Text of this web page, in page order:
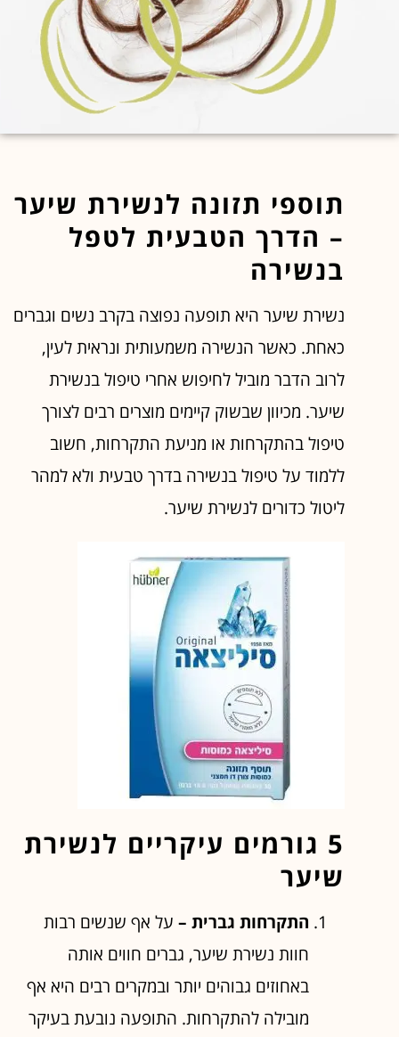
תוספי תזונה לנשירת שיער
– הדרך הטבעית לטפל
בנשירה
נשירת שיער היא תופעה נפוצה בקרב נשים וגברים
כאחת. כאשר הנשירה משמעותית ונראית לעין,
לרוב הדבר מוביל לחיפוש אחרי טיפול בנשירת
שיער. מכיוון שבשוק קיימים מוצרים רבים לצורך
טיפול בהתקרחות או מניעת התקרחות, חשוב
ללמוד על טיפול בנשירה בדרך טבעית ולא למהר
ליטול כדורים לנשירת שיער.
5 גורמים עיקריים לנשירת
שיער
התקרחות גברית –על אף שנשים רבות
חוות נשירת שיער, גברים חווים אותה
באחוזים גבוהים יותר ובמקרים רבים היא אף
מובילה להתקרחות. התופעה נובעת בעיקר